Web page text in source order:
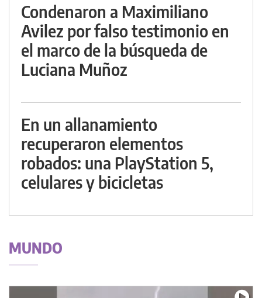
Condenaron a Maximiliano
Avilez por falso testimonio en
el marco de la búsqueda de
Luciana Muñoz
En un allanamiento
recuperaron elementos
robados: una PlayStation 5,
celulares y bicicletas
MUNDO